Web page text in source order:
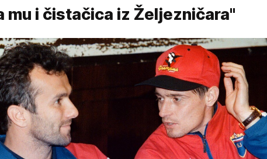
mu i čistačica iz Željezničara"